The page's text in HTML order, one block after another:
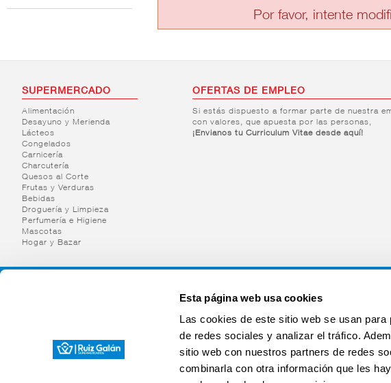
Esta página web usa cookies
Las cookies de este sitio web se usan
de redes sociales y analizar el tráfico.
sitio web con nuestros partners de redes
combinarla con otra información que les
Por favor, intente
SUPERMERCADO
Alimentación
Desayuno y Merienda
Lácteos
Congelados
Carnicería
Charcutería
Quesos al Corte
Frutas y Verduras
Bebidas
Droguería y Limpieza
Perfumería e Higiene
Mascotas
Hogar y Bazar
OFERTAS DE EMPLEO
Si estás dispuesto a formar parte de nuestra
con valores, que apuesta por las personas,
¡Envianos tu Curriculum Vitae desde aquí!